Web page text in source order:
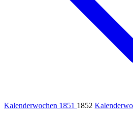
Kalenderwochen 1851 1852